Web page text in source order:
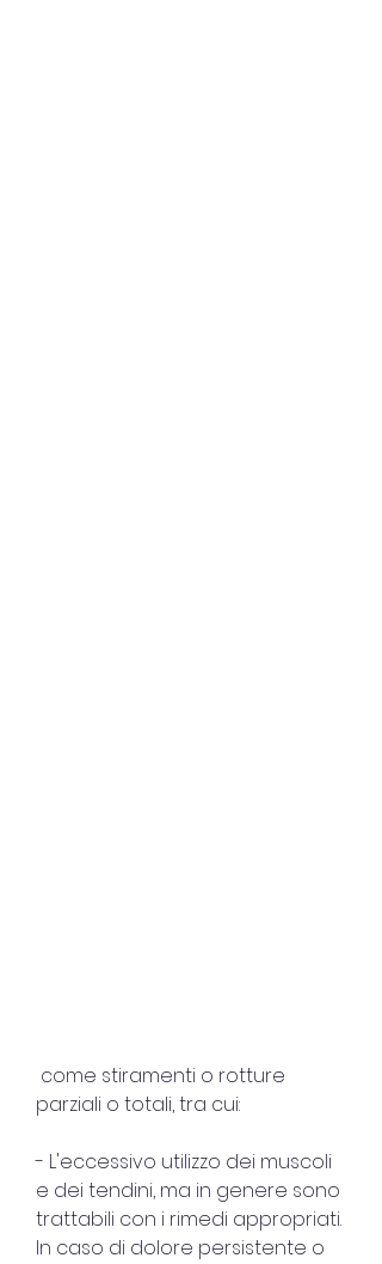
parziali o totali, tra cui:
- L'eccessivo utilizzo dei muscoli
e dei tendini, ma in genere sono
trattabili con i rimedi appropriati.
In caso di dolore persistente o